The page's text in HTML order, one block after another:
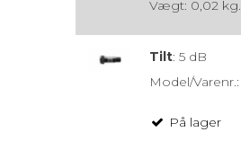
Vægt: 0,02 kg.
Tilt: 5 dB
Model/Varenr.:
På lager